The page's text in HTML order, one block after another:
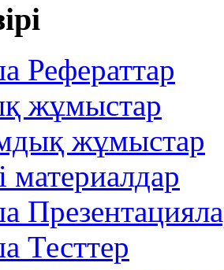
Рефераттар
жұмыстар
жұмыстар
материалдар
Тесттер